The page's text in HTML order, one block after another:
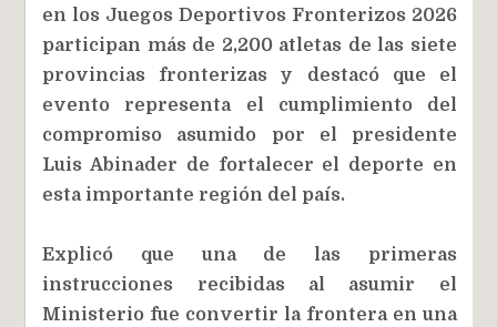
en los Juegos Deportivos Fronterizos 2026
participan más de 2,200 atletas de las siete
provincias fronterizas y destacó que el
evento representa el cumplimiento del
compromiso asumido por el presidente
Luis Abinader de fortalecer el deporte en
esta importante región del país.
Explicó que una de las primeras
instrucciones recibidas al asumir el
Ministerio fue convertir la frontera en una